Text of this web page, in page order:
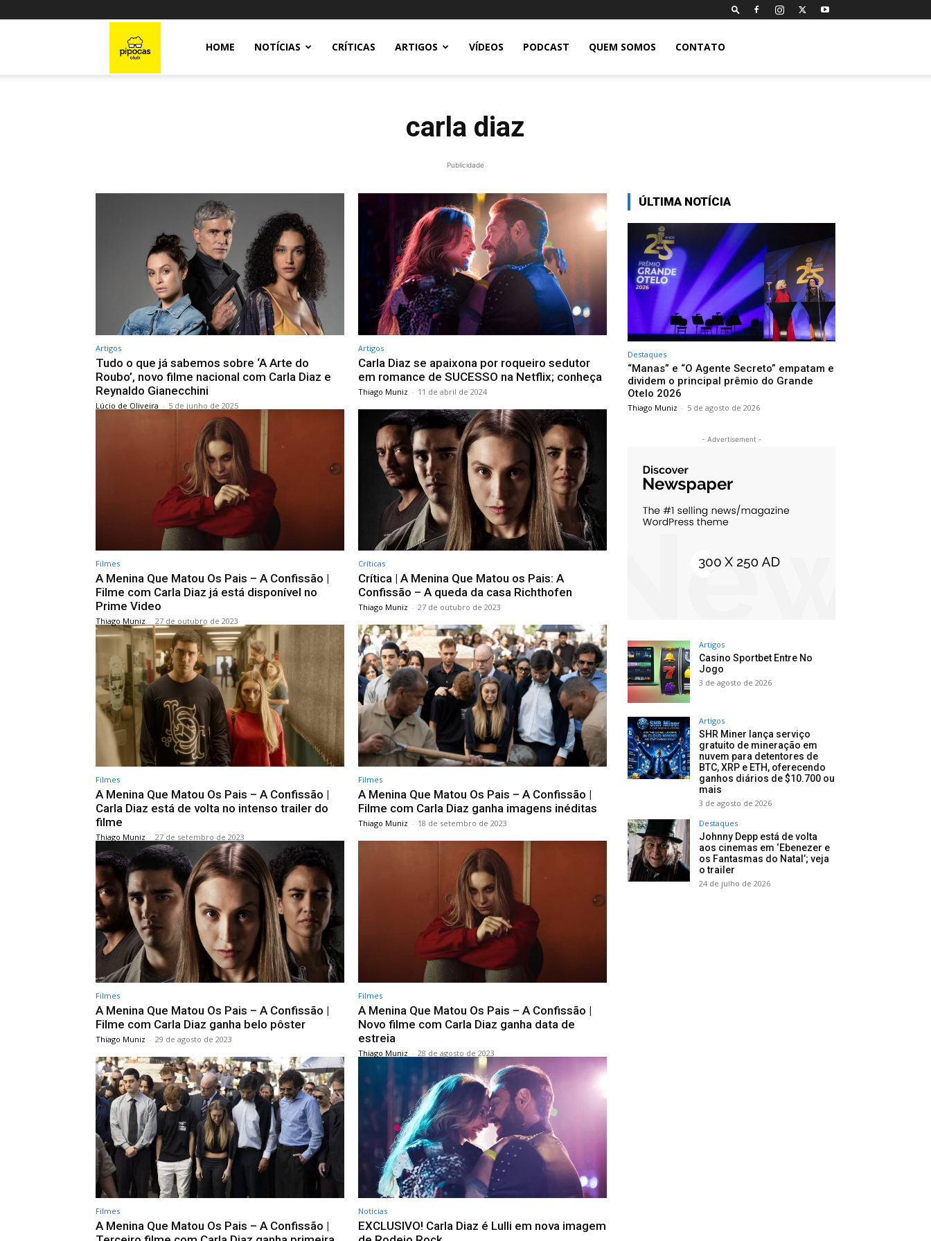
HOME NOTÍCIAS CRÍTICAS ARTIGOS VÍDEOS PODCAST QUEM SOMOS CONTATO
carla diaz
Publicidade
Artigos
Tudo o que já sabemos sobre ‘A Arte do
Roubo’, novo filme nacional com Carla Diaz e
Reynaldo Gianecchini
Lúcio de Oliveira - 5 de junho de 2025
Artigos
Carla Diaz se apaixona por roqueiro sedutor
em romance de SUCESSO na Netflix; conheça
Thiago Muniz - 11 de abril de 2024
Filmes
A Menina Que Matou Os Pais – A Confissão |
Filme com Carla Diaz já está disponível no
Prime Video
Thiago Muniz - 27 de outubro de 2023
Críticas
Crítica | A Menina Que Matou os Pais: A
Confissão – A queda da casa Richthofen
Thiago Muniz - 27 de outubro de 2023
Filmes
A Menina Que Matou Os Pais – A Confissão |
Carla Diaz está de volta no intenso trailer do
filme
Thiago Muniz - 27 de setembro de 2023
Filmes
A Menina Que Matou Os Pais – A Confissão |
Filme com Carla Diaz ganha imagens inéditas
Thiago Muniz - 18 de setembro de 2023
Filmes
A Menina Que Matou Os Pais – A Confissão |
Filme com Carla Diaz ganha belo pôster
Thiago Muniz - 29 de agosto de 2023
Filmes
A Menina Que Matou Os Pais – A Confissão |
Novo filme com Carla Diaz ganha data de
estreia
Thiago Muniz - 28 de agosto de 2023
Filmes
A Menina Que Matou Os Pais – A Confissão |
Noticias
EXCLUSIVO! Carla Diaz é Lulli em nova imagem
ÚLTIMA NOTÍCIA
Destaques
“Manas” e “O Agente Secreto” empatam e
dividem o principal prêmio do Grande
Otelo 2026
Thiago Muniz - 5 de agosto de 2026
- Advertisement -
Artigos
Casino Sportbet Entre No
Jogo
3 de agosto de 2026
Artigos
SHR Miner lança serviço
gratuito de mineração em
nuvem para detentores de
BTC, XRP e ETH, oferecendo
ganhos diários de $10.700 ou
mais
3 de agosto de 2026
Destaques
Johnny Depp está de volta
aos cinemas em ‘Ebenezer e
os Fantasmas do Natal’; veja
o trailer
24 de julho de 2026